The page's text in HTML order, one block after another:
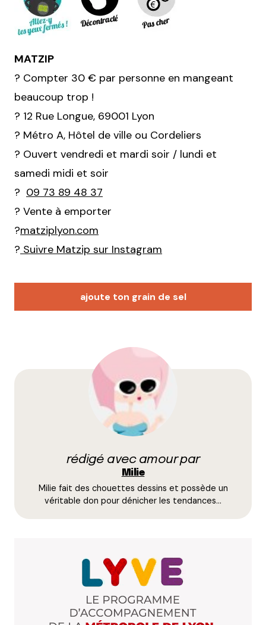
MATZIP
? Compter 30 € par personne en mangeant
beaucoup trop !
? 12 Rue Longue, 69001 Lyon
? Métro A, Hôtel de ville ou Cordeliers
? Ouvert vendredi et mardi soir / lundi et
samedi midi et soir
? 09 73 89 48 37
? Vente à emporter
?matziplyon.com
? Suivre Matzip sur Instagram
ajoute ton grain de sel
Votre adresse e-mail ne sera pas publiée.
champs obligatoires sont indiqués avec
E-mail*
Prévenez-moi de tous les nouveaux commentaires
rédigé avec amour par
Milie
Milie fait des chouettes dessins et possède un
véritable don pour dénicher les tendances…